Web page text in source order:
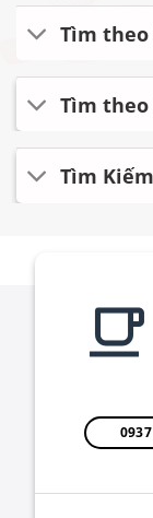
Tìm
Tìm theo
Tìm